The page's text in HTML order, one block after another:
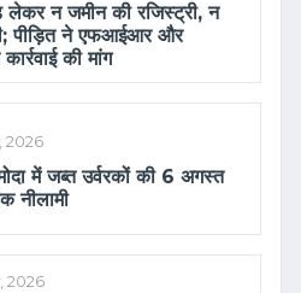
लेकर न जमीन की रजिस्ट्री, न
पीड़ित ने एफआईआर और
की मांग
2026
में जब्त उर्वरकों की 6 अगस्त
नीलामी
2026